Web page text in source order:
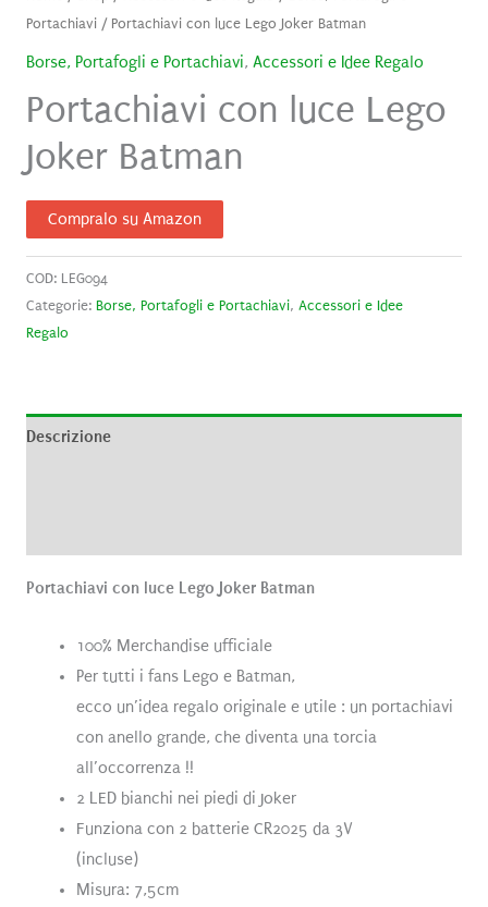
Portachiavi/ Portachiavi con luce Lego Joker Batman
Borse, Portafogli e Portachiavi, Accessori e Idee Regalo
Portachiavi con luce Lego
Joker Batman
Compralo su Amazon
COD: LEG094
Categorie: Borse, Portafogli e Portachiavi, Accessori e Idee
Regalo
Descrizione
Portachiavi con luce Lego Joker Batman
100% Merchandise ufficiale
Per tutti i fans Lego e Batman,
ecco un’idea regalo originale e utile : un portachiavi
con anello grande, che diventa una torcia
all’occorrenza !!
2 LED bianchi nei piedi di Joker
Funziona con 2 batterie CR2025 da 3V
(incluse)
Misura: 7,5cm